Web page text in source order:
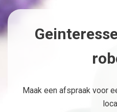
Maak een afspraak voor